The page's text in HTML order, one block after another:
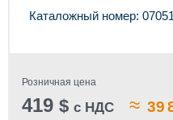
Каталожный номер:
Розничная цена
419 $ с НДС ≈ 39